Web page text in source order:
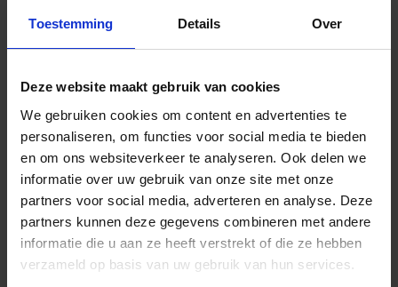
Toestemming Details Over
Deze website maakt gebruik van cookies
We gebruiken cookies om content en advertenties te
personaliseren, om functies voor social media te bieden
en om ons websiteverkeer te analyseren. Ook delen we
informatie over uw gebruik van onze site met onze
partners voor social media, adverteren en analyse. Deze
partners kunnen deze gegevens combineren met andere
informatie die u aan ze heeft verstrekt of die ze hebben
verzameld op basis van uw gebruik van hun services.
Klikhier voor meer
informatie en voor de
verkoopadressen.
Domaine de Grangeneuve Rosé
Onze derde Zuid-Franse rosé in deze top 5. En
dat is niet voor niets! Ook in de Rhône maken ze
lichtroze, elegante rosé. Deze wijn is bijzonder
levendig met rijpe frambozen, peer en aardbei.